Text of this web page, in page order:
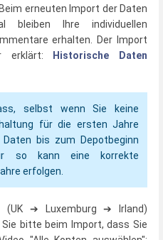
erneuten Import der Daten
bleiben Ihre individuellen
erhalten. Der Import
erklärt:
Historische Daten
selbst wenn Sie keine
für die ersten Jahre
bis zum Depotbeginn
so kann eine korrekte
erfolgen.
(UK ➔ Luxemburg ➔ Irland)
bitte beim Import, dass Sie